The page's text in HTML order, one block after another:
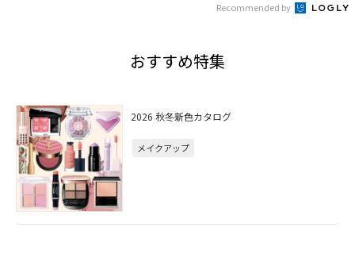
Recommended by
おすすめ特集
2026 秋冬新色カタログ
メイクアップ